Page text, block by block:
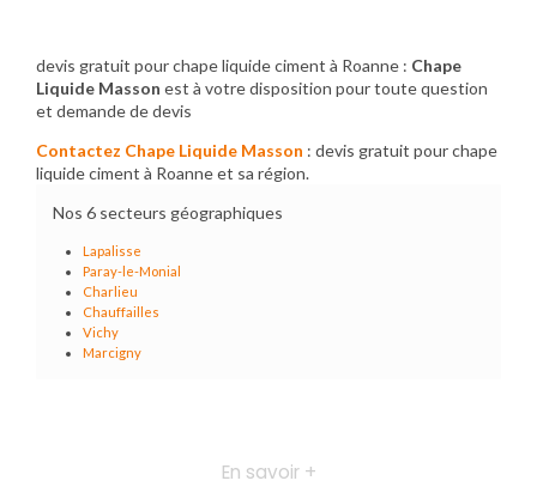
devis gratuit pour chape liquide ciment à Roanne : Chape
Liquide Masson est à votre disposition pour toute question
et demande de devis
Contactez Chape Liquide Masson : devis gratuit pour chape
liquide ciment à Roanne et sa région.
Nos 6 secteurs géographiques
Lapalisse
Paray-le-Monial
Charlieu
Chauffailles
Vichy
Marcigny
En savoir +